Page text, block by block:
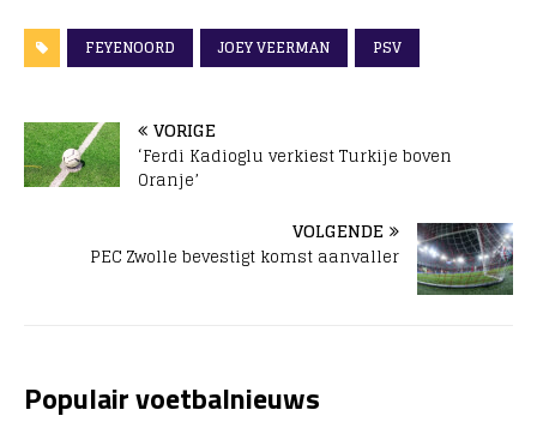
FEYENOORD JOEY VEERMAN PSV
VORIGE
‘Ferdi Kadioglu verkiest Turkije boven
Oranje’
VOLGENDE
PEC Zwolle bevestigt komst aanvaller
Populair voetbalnieuws